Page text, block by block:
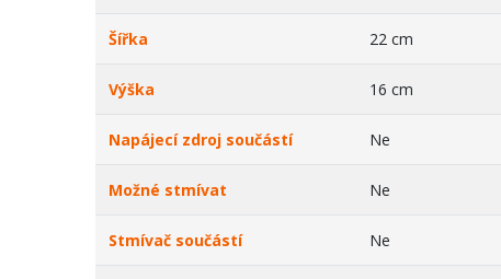
Šířka 22 cm
Výška 16 cm
Napájecí zdroj součástí Ne
Možné stmívat Ne
Stmívač součástí Ne